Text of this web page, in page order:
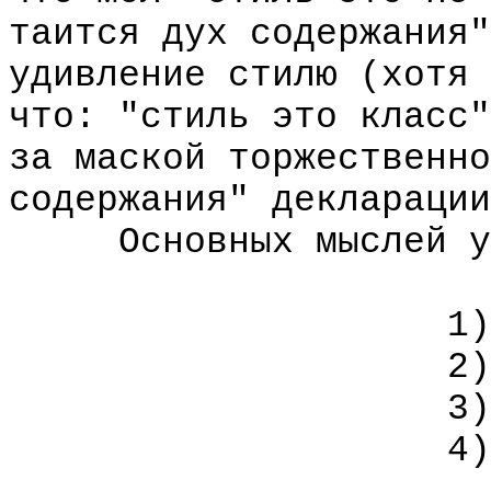
таится дух
удивление стилю
что: "стиль это
за маской
содержания"
Основных мыслей у
1)
2)
3)
4)